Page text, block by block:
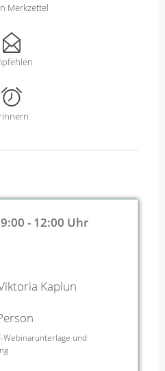
Merkzettel
- 12:00 Uhr
Kaplun
Webinarunterlage und